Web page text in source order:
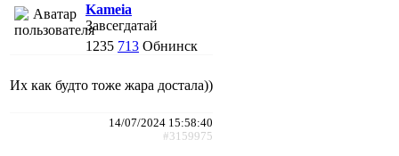
Kameia
Завсегдатай
1235 713 Обнинск
Их как будто тоже жара достала))
14/07/2024 15:58:40
#3159975